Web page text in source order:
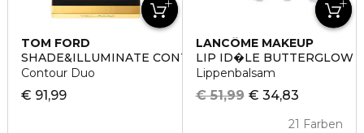
TOM FORD
SHADE&ILLUMINATE CONTOURING
Contour Duo
€ 91,99
LANCÔME MAKEUP
LIP ID�LE BUTTERGLOW
Lippenbalsam
€ 34,83
€ 51,99
21 Farben